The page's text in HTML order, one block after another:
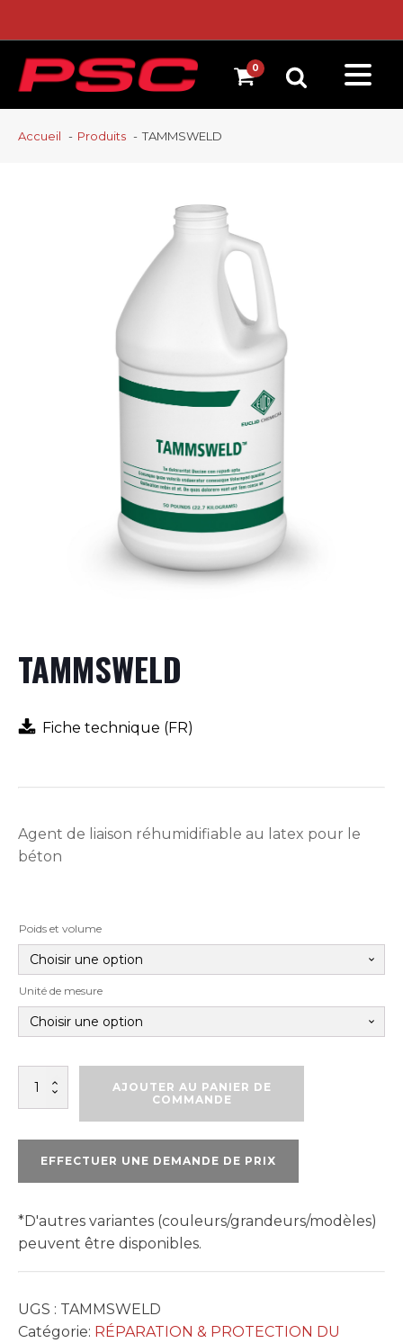
Accueil Produits TAMMSWELD
TAMMSWELD
Fiche technique (FR)
Agent de liaison réhumidifiable au latex pour le
béton
Poids et volume
Unité de mesure
quantité
AJOUTER AU PANIER DE
COMMANDE
EFFECTUER UNE DEMANDE DE PRIX
*D'autres variantes (couleurs/grandeurs/modèles)
peuvent être disponibles.
UGS : TAMMSWELD
Catégorie: RÉPARATION & PROTECTION DU